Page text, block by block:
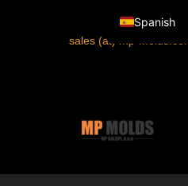
sales (at) mp-molds.com
Spanish